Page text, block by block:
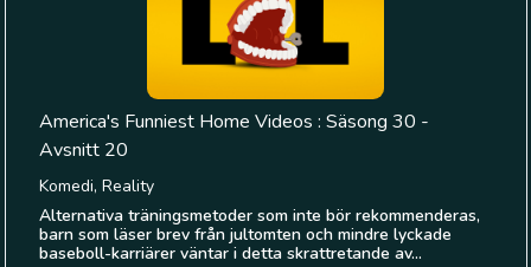
America's Funniest Home Videos : Säsong 30 -
Avsnitt 20
Komedi, Reality
Alternativa träningsmetoder som inte bör rekommenderas,
barn som läser brev från jultomten och mindre lyckade
baseboll-karriärer väntar i detta skrattretande av...